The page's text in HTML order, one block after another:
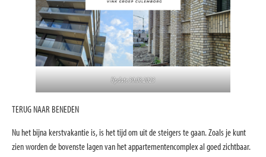
Update 30.08.2023
TERUG NAAR BENEDEN
Nu het bijna kerstvakantie is, is het tijd om uit de steigers te gaan. Zoals je kunt
zien worden de bovenste lagen van het appartementencomplex al goed zichtbaar.